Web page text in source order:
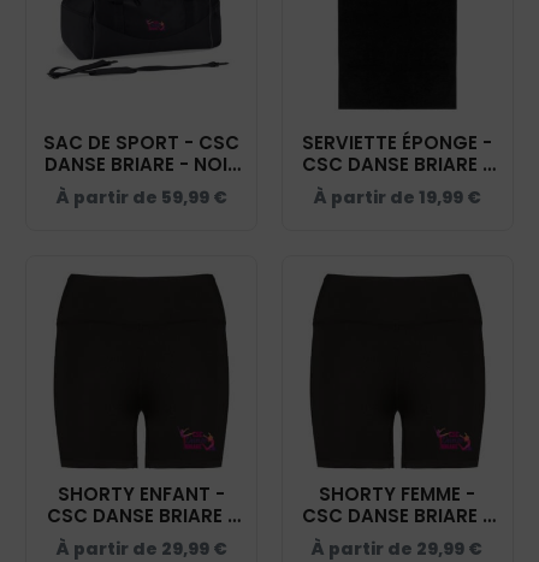
SAC DE SPORT - CSC
DANSE BRIARE - NOIR
- QD70S
À partir de 59,99 €
SERVIETTE ÉPONGE -
CSC DANSE BRIARE -
NOIR - K111
À partir de 19,99 €
SHORTY ENFANT -
CSC DANSE BRIARE -
NOIR - TL309
À partir de 29,99 €
SHORTY FEMME -
CSC DANSE BRIARE -
NOIR - TL301
À partir de 29,99 €